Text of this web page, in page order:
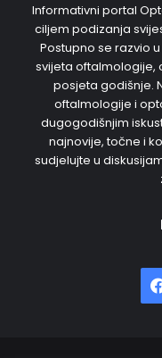
Informativni portal
ciljem podizanja
Postupno se razvio
svijeta oftalmologije,
posjeta godišnje.
oftalmologije i
dugogodišnjim
najnovije, točne i
sudjelujte u